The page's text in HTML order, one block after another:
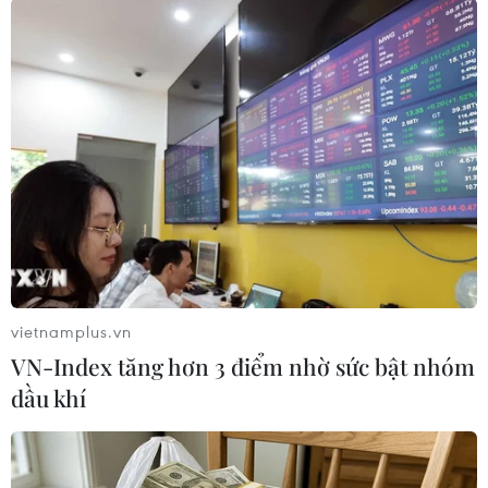
Hố B1 được các phi công trực thăng phát hiện tại vị trí cách
Bovanenkovo 30 km. (Nguồn: The Siberian Times)
vietnamplus.vn
VN-Index tăng hơn 3 điểm nhờ sức bật nhóm
dầu khí